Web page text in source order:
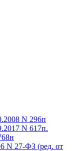
N 296п
N 617п.
N 27-ФЗ (ред. от